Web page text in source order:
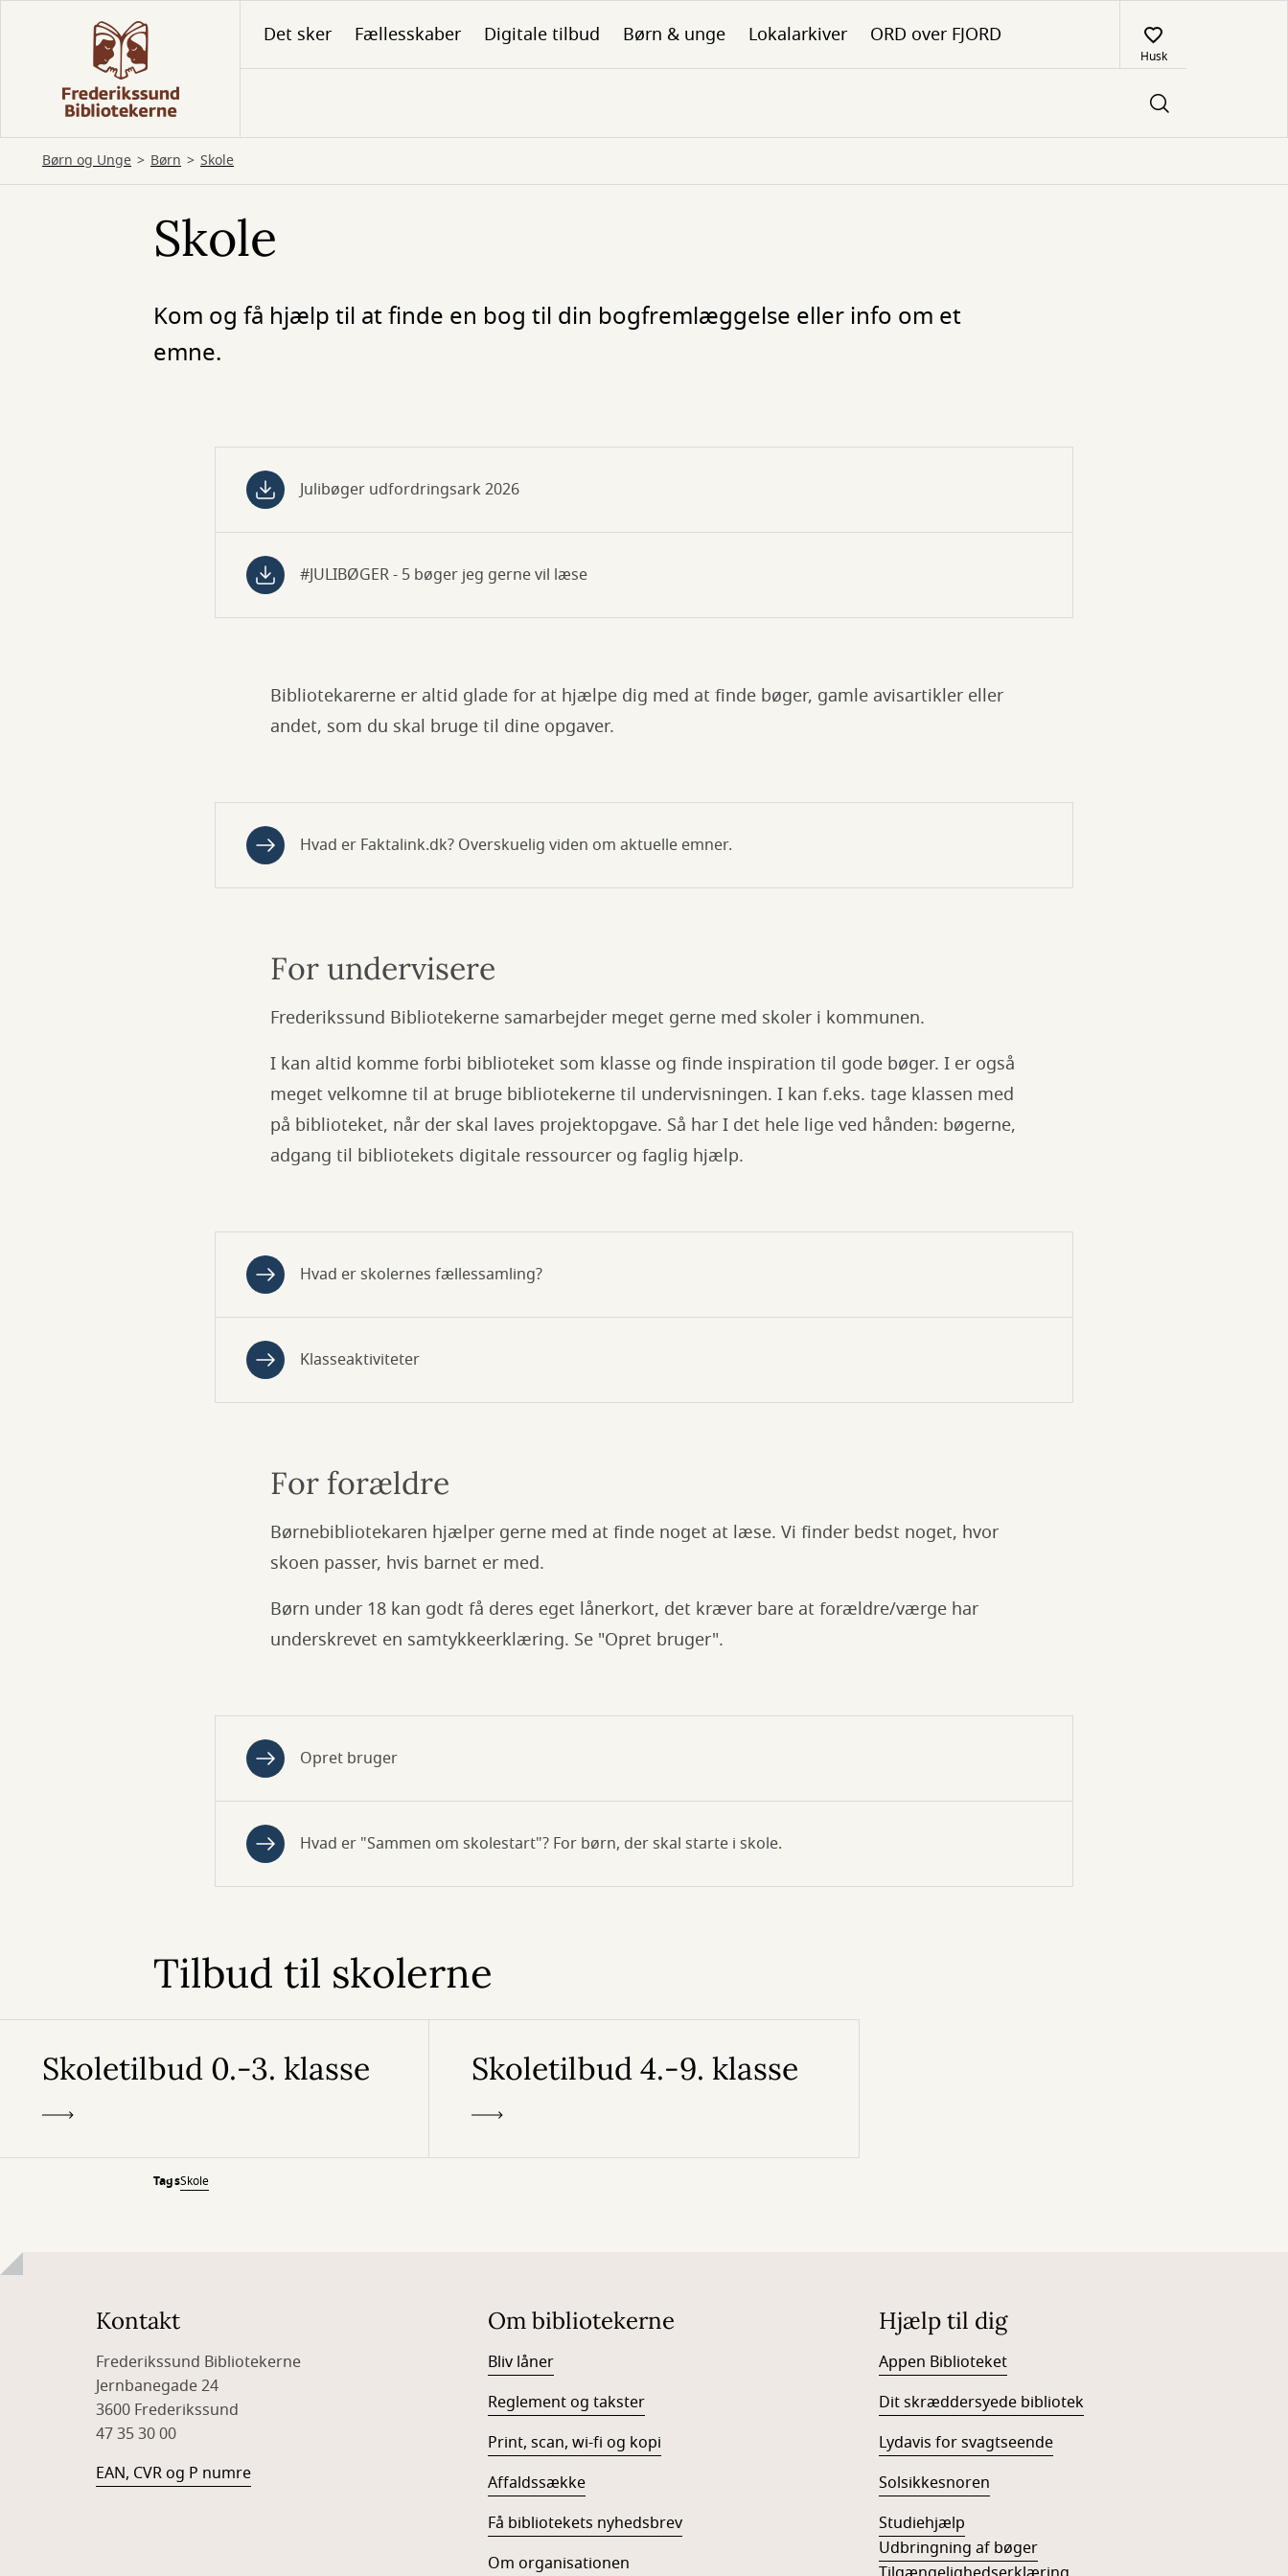
Det sker Fællesskaber Digitale tilbud Børn & unge Lokalarkiver ORD over FJORD
Husk
Børn og Unge Børn Skole
Skole
Kom og få hjælp til at finde en bog til din bogfremlæggelse eller info om et
emne.
Julibøger udfordringsark 2026
#JULIBØGER - 5 bøger jeg gerne vil læse
Bibliotekarerne er altid glade for at hjælpe dig med at finde bøger, gamle avisartikler eller
andet, som du skal bruge til dine opgaver.
Hvad er Faktalink.dk? Overskuelig viden om aktuelle emner.
For undervisere
Frederikssund Bibliotekerne samarbejder meget gerne med skoler i kommunen.
I kan altid komme forbi biblioteket som klasse og finde inspiration til gode bøger. I er også
meget velkomne til at bruge bibliotekerne til undervisningen. I kan f.eks. tage klassen med
på biblioteket, når der skal laves projektopgave. Så har I det hele lige ved hånden: bøgerne,
adgang til bibliotekets digitale ressourcer og faglig hjælp.
Hvad er skolernes fællessamling?
Klasseaktiviteter
For forældre
Børnebibliotekaren hjælper gerne med at finde noget at læse. Vi finder bedst noget, hvor
skoen passer, hvis barnet er med.
Børn under 18 kan godt få deres eget lånerkort, det kræver bare at forældre/værge har
underskrevet en samtykkeerklæring. Se "Opret bruger".
Opret bruger
Hvad er "Sammen om skolestart"? For børn, der skal starte i skole.
Tilbud til skolerne
Skoletilbud 0.-3. klasse Skoletilbud 4.-9. klasse
TagsSkole
Kontakt
Frederikssund Bibliotekerne
Jernbanegade 24
3600 Frederikssund
47 35 30 00
EAN, CVR og P numre
Om bibliotekerne
Bliv låner
Reglement og takster
Print, scan, wi-fi og kopi
Affaldssække
Få bibliotekets nyhedsbrev
Om organisationen
Hjælp til dig
Appen Biblioteket
Dit skræddersyede bibliotek
Lydavis for svagtseende
Solsikkesnoren
Studiehjælp
Udbringning af bøger